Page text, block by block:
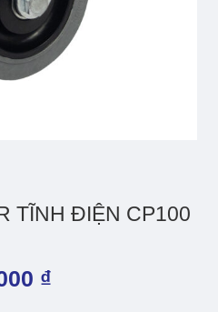
TĨNH ĐIỆN CP100
₫